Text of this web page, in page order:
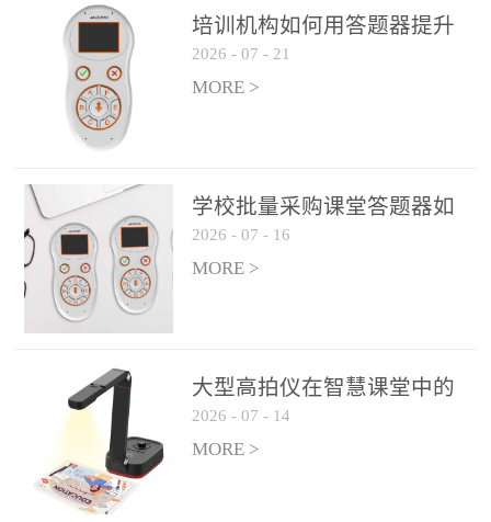
几步：打开软件、选择互
动模式、发起互动任务，
整个过程不超过 30 秒，完
美融入正常教学流程，避
免打断课堂连贯性。无论
点讲解互动，还是课后即
时反馈，QVote 都能灵活
适配不同教学环节需求，
让教师专注于教学内容本
身，而非技术操作。多元
热情QVote 提供了丰富的
互动功能矩阵，满足不同
学科、不同教学目标的互
动需求：即时答题：支持
单选题、多选题、判断题
培训机构如何用答题器提升
学生专注度
2026 - 07 - 21
MORE >
学校批量采购课堂答题器如
何选厂家
2026 - 07 - 16
MORE >
大型高拍仪在智慧课堂中的
实际应用
2026 - 07 - 14
MORE >